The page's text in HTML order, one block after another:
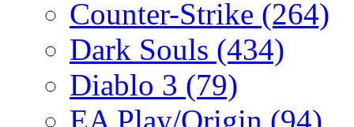
Counter-Strike (264)
Dark Souls (434)
Diablo 3 (79)
EA Play/Origin (94)